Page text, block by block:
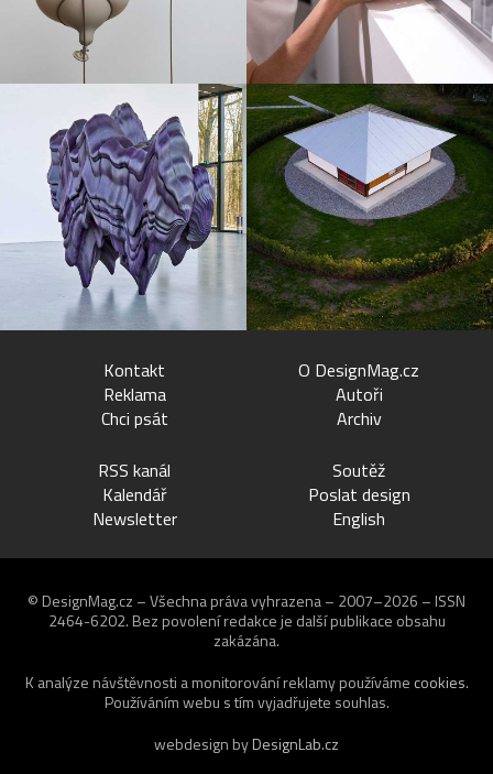
Kontakt
Reklama
Chci psát
O DesignMag.cz
Autoři
Archiv
RSS kanál
Kalendář
Newsletter
Soutěž
Poslat design
English
© DesignMag.cz – Všechna práva vyhrazena – 2007–2026 – ISSN
2464-6202. Bez povolení redakce je další publikace obsahu
zakázána.
K analýze návštěvnosti a monitorování reklamy používáme cookies.
Používáním webu s tím vyjadřujete souhlas.
webdesign byDesignLab.cz